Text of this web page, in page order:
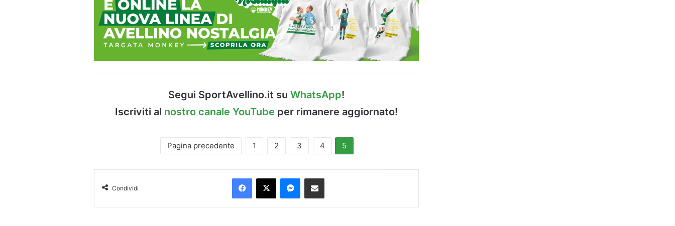
Segui SportAvellino.it su WhatsApp!
Iscriviti al nostro canale YouTube per rimanere aggiornato!
Pagina precedente 1 2 3 4 5
Condividi
Facebook
X Messenger
Condividi via Email